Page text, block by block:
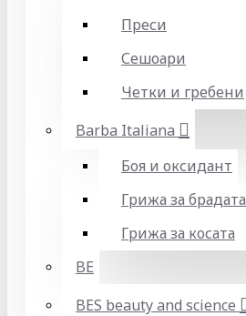
Преси
Сешоари
Четки и гребени
Barba Italiana
Боя и оксидант
Грижа за брадата
Грижа за косата
BE
BES beauty and science